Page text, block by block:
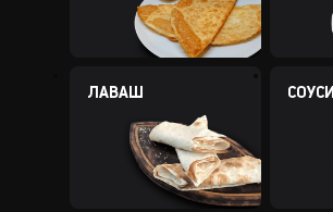
ЛАВАШ СОУСИ